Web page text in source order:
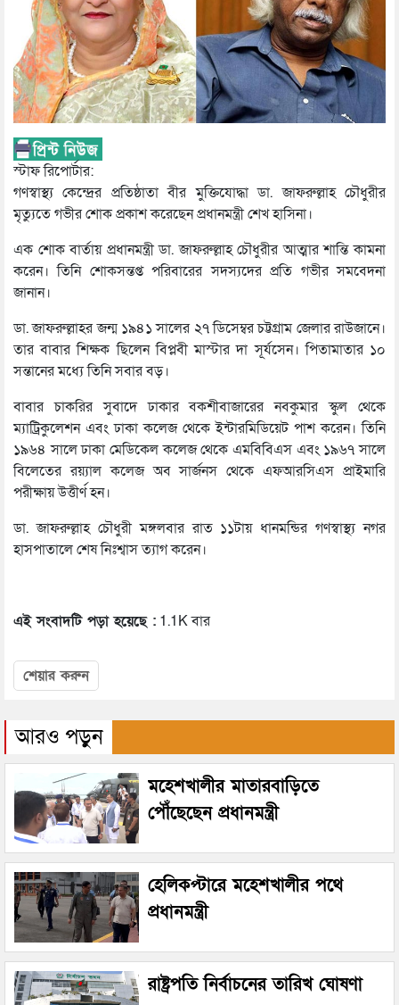
স্টাফ রিপোর্টার:
গণস্বাস্থ্য কেন্দ্রের প্রতিষ্ঠাতা বীর মুক্তিযোদ্ধা ডা. জাফরুল্লাহ চৌধুরীর
মৃত্যুতে গভীর শোক প্রকাশ করেছেন প্রধানমন্ত্রী শেখ হাসিনা।
এক শোক বার্তায় প্রধানমন্ত্রী ডা. জাফরুল্লাহ চৌধুরীর আত্মার শান্তি কামনা
করেন। তিনি শোকসন্তপ্ত পরিবারের সদস্যদের প্রতি গভীর সমবেদনা
জানান।
ডা. জাফরুল্লাহর জন্ম ১৯৪১ সালের ২৭ ডিসেম্বর চট্টগ্রাম জেলার রাউজানে।
তার বাবার শিক্ষক ছিলেন বিপ্লবী মাস্টার দা সূর্যসেন। পিতামাতার ১০
সন্তানের মধ্যে তিনি সবার বড়।
বাবার চাকরির সুবাদে ঢাকার বকশীবাজারের নবকুমার স্কুল থেকে
ম্যাট্রিকুলেশন এবং ঢাকা কলেজ থেকে ইন্টারমিডিয়েট পাশ করেন। তিনি
১৯৬৪ সালে ঢাকা মেডিকেল কলেজ থেকে এমবিবিএস এবং ১৯৬৭ সালে
বিলেতের রয়্যাল কলেজ অব সার্জনস থেকে এফআরসিএস প্রাইমারি
পরীক্ষায় উত্তীর্ণ হন।
ডা. জাফরুল্লাহ চৌধুরী মঙ্গলবার রাত ১১টায় ধানমন্ডির গণস্বাস্থ্য নগর
হাসপাতালে শেষ নিঃশ্বাস ত্যাগ করেন।
এই সংবাদটি পড়া হয়েছে : 1.1K বার
শেয়ার করুন
আরও পড়ুন
মহেশখালীর মাতারবাড়িতে
পৌঁছেছেন প্রধানমন্ত্রী
হেলিকপ্টারে মহেশখালীর পথে
প্রধানমন্ত্রী
রাষ্ট্রপতি নির্বাচনের তারিখ ঘোষণা